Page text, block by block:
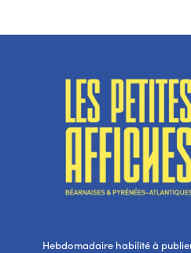
Hebdomadaire habilité à